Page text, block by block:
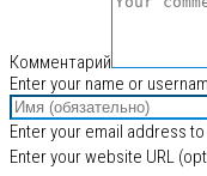
Комментарий
Enter your name or
Enter your email address
Enter your website URL